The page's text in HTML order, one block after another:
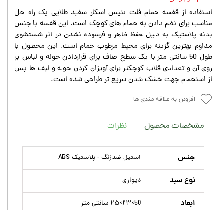
استفاده از قفسه حمام فلت بتيس اسكار سفيد طلايى یک راه حل
مناسب برای نظم دادن به حمام های کوچک است. این قفسه با جنس
بدنه پلاستیک به دلیل حفظ ظاهر و فرسوده نشدن در اثر شستشوی
مداوم بهترین گزینه برای محیط مرطوب حمام است. این محصول با
طول 50 سانتی متر با یک سطح صاف برای قراردادن حوله و لباس بر
روی آن و تعدادی قلاب کوچکتر برای آویزان کردن حوله و لیف ها پس
از استحمام جهت خشک شدن سریع تر طراحی شده است.
افزودن به علاقه مندی ها
مشخصات محصول نظرات
جنس استیل ضدزنگ - پلاستیک ABS
نوع سبد دیواری
ابعاد 50×۲۳×۲۵ سانتی متر